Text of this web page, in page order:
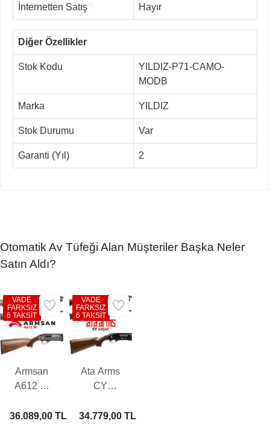
İnternetten Satış Hayır
Diğer Özellikler
Stok Kodu
YILDIZ-P71-CAMO-
MODB
Marka YILDIZ
Stok Durumu Var
Garanti (Yıl) 2
Otomatik Av Tüfeği Alan Müşteriler Başka Neler
Satın Aldı?
Armsan
A612 W
Av Tüfeği
36.089,00 TL
VADE
FARKSIZ
6 TAKSİT
Ata Arms
CY
Otomatik
34.779,00 TL
VADE
FARKSIZ
6 TAKSİT